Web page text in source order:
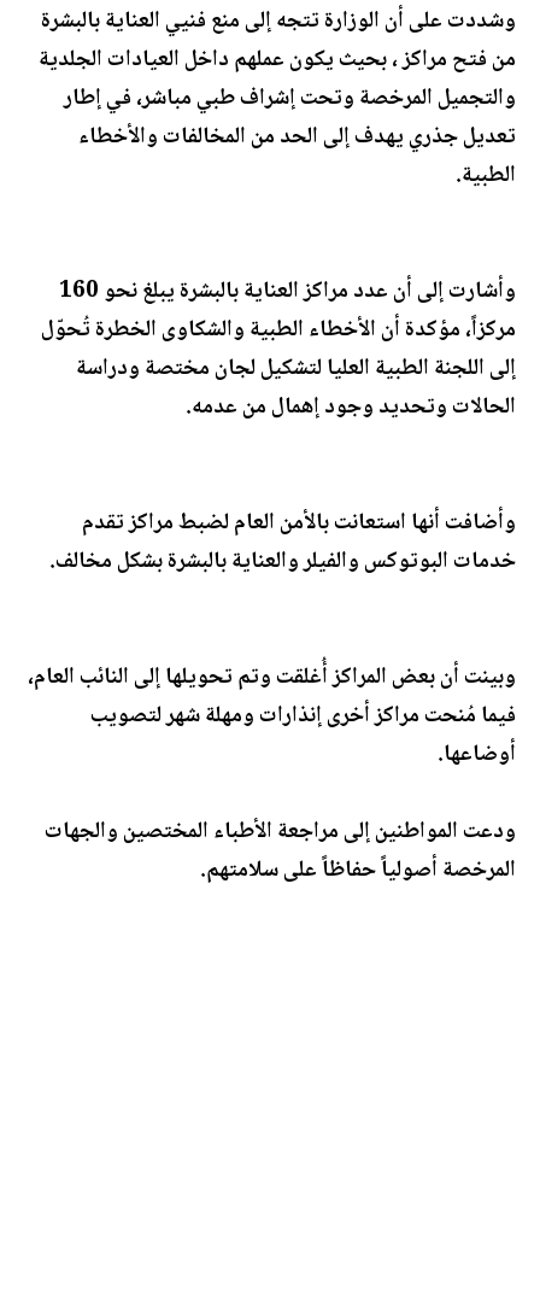
وشددت على أن الوزارة تتجه إلى منع فنيي العناية بالبشرة
من فتح مراكز ، بحيث يكون عملهم داخل العيادات الجلدية
والتجميل المرخصة وتحت إشراف طبي مباشر، في إطار
تعديل جذري يهدف إلى الحد من المخالفات والأخطاء
الطبية.
وأشارت إلى أن عدد مراكز العناية بالبشرة يبلغ نحو 160
مركزاً، مؤكدة أن الأخطاء الطبية والشكاوى الخطرة تُحوّل
إلى اللجنة الطبية العليا لتشكيل لجان مختصة ودراسة
الحالات وتحديد وجود إهمال من عدمه.
وأضافت أنها استعانت بالأمن العام لضبط مراكز تقدم
خدمات البوتوكس والفيلر والعناية بالبشرة بشكل مخالف.
وبينت أن بعض المراكز أُغلقت وتم تحويلها إلى النائب العام،
فيما مُنحت مراكز أخرى إنذارات ومهلة شهر لتصويب
أوضاعها.
ودعت المواطنين إلى مراجعة الأطباء المختصين والجهات
المرخصة أصولياً حفاظاً على سلامتهم.